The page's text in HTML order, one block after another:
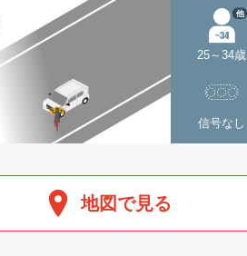
25～34歳
他
信号なし
地図で見る